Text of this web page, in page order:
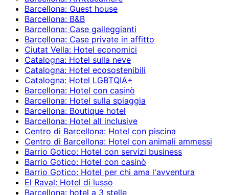
Barcellona: Guest house
Barcellona: B&B
Barcellona: Case galleggianti
Barcellona: Case private in affitto
Ciutat Vella: Hotel economici
Catalogna: Hotel sulla neve
Catalogna: Hotel ecosostenibili
Catalogna: Hotel LGBTQIA+
Barcellona: Hotel con casinò
Barcellona: Hotel sulla spiaggia
Barcellona: Boutique hotel
Barcellona: Hotel all inclusive
Centro di Barcellona: Hotel con piscina
Centro di Barcellona: Hotel con animali ammessi
Barrio Gotico: Hotel con servizi business
Barrio Gotico: Hotel con casinò
Barrio Gotico: Hotel per chi ama l'avventura
El Raval: Hotel di lusso
Barcellona: hotel a 3 stelle